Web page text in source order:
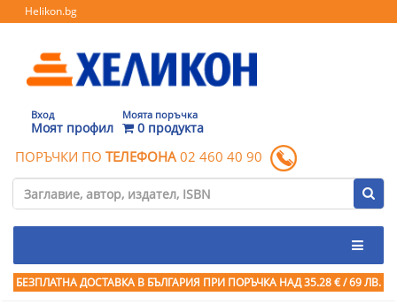
Helikon.bg
Вход
Моят профил
Моята поръчка
0 продукта
ПОРЪЧКИ ПО ТЕЛЕФОНА 02 460 40 90
БЕЗПЛАТНА ДОСТАВКА В БЪЛГАРИЯ ПРИ ПОРЪЧКА НАД 35.28 € / 69 ЛВ.